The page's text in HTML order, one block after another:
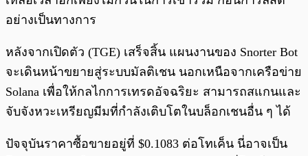
อย่างเป็นทางการ
หลังจากเปิดตัว (TGE) เสร็จสิ้น แผนงานของ Snorter Bot
จะเดินหน้าขยายสู่ระบบมัลติเชน นอกเหนือจากเครือข่าย
Solana เพื่อให้กลไกการเทรดอัจฉริยะ สามารถสแกนและ
จับจังหวะเหรียญมีมที่กำลังเติบโตในบล็อกเชนอื่น ๆ ได้
ปัจจุบันราคาซื้อขายอยู่ที่ $0.1083 ต่อโทเค็น นี่อาจเป็น